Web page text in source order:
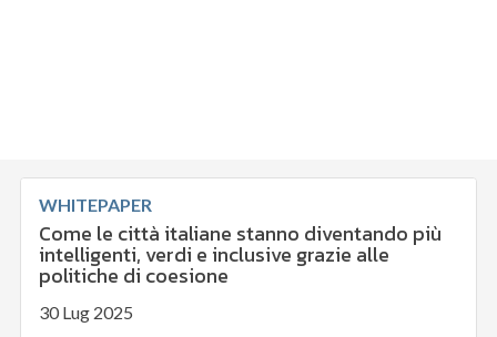
WHITEPAPER
Come le città italiane stanno diventando più
intelligenti, verdi e inclusive grazie alle
politiche di coesione
30 Lug 2025